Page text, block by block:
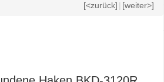
[<zurück] | [weiter>]